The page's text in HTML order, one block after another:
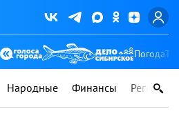
Погода
Народные Финансы Регионы